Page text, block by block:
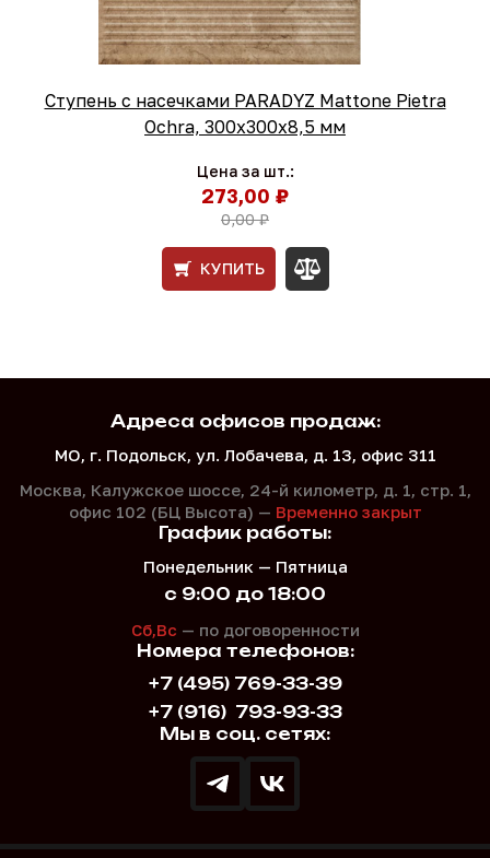
Ступень с насечками PARADYZ Mattone Pietra
Ochra, 300x300x8,5 мм
Цена за шт.:
273,00 ₽
0,00 ₽
КУПИТЬ
Адреса офисов продаж:
МО, г. Подольск, ул. Лобачева, д. 13, офис 311
Москва, Калужское шоссе, 24-й километр, д. 1, стр. 1,
офис 102 (БЦ Высота) — Временно закрыт
Номера телефонов:
+7 (495) 769-33-39
+7 (916) 793-93-33
График работы:
Понедельник — Пятница
с 9:00 до 18:00
Сб,Вс — по договоренности
Мы в соц. сетях: